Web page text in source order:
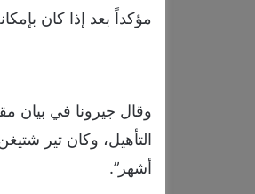
مؤكداً بعد إذا كان
وقال جيرونا في بيان
التأهيل، وكان تير
أشهر”.